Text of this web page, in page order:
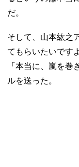
だ。
そして、山本紘之
てもらいたいです
「本当に、嵐を
ルを送った。